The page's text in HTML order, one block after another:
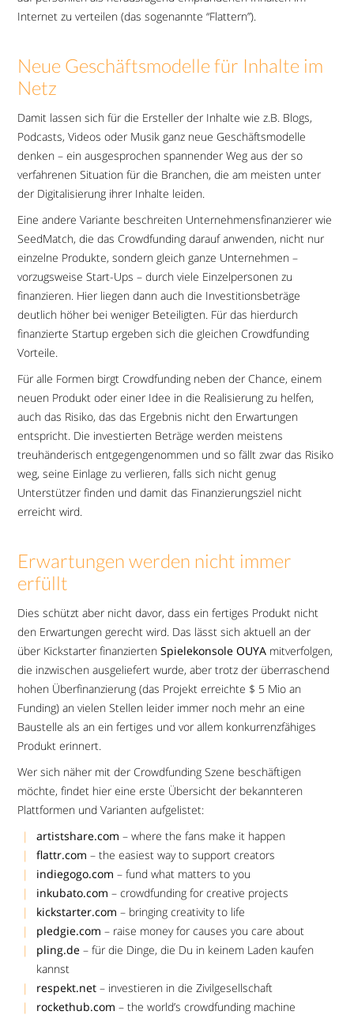
Internet zu verteilen (das sogenannte “Flattern”).
Neue Geschäftsmodelle für Inhalte im
Netz
Damit lassen sich für die Ersteller der Inhalte wie z.B. Blogs,
Podcasts, Videos oder Musik ganz neue Geschäftsmodelle
denken – ein ausgesprochen spannender Weg aus der so
verfahrenen Situation für die Branchen, die am meisten unter
der Digitalisierung ihrer Inhalte leiden.
Eine andere Variante beschreiten Unternehmensfinanzierer wie
SeedMatch, die das Crowdfunding darauf anwenden, nicht nur
einzelne Produkte, sondern gleich ganze Unternehmen –
vorzugsweise Start-Ups – durch viele Einzelpersonen zu
finanzieren. Hier liegen dann auch die Investitionsbeträge
deutlich höher bei weniger Beteiligten. Für das hierdurch
finanzierte Startup ergeben sich die gleichen Crowdfunding
Vorteile.
Für alle Formen birgt Crowdfunding neben der Chance, einem
neuen Produkt oder einer Idee in die Realisierung zu helfen,
auch das Risiko, das das Ergebnis nicht den Erwartungen
entspricht. Die investierten Beträge werden meistens
treuhänderisch entgegengenommen und so fällt zwar das Risiko
weg, seine Einlage zu verlieren, falls sich nicht genug
Unterstützer finden und damit das Finanzierungsziel nicht
erreicht wird.
Erwartungen werden nicht immer
erfüllt
Dies schützt aber nicht davor, dass ein fertiges Produkt nicht
den Erwartungen gerecht wird. Das lässt sich aktuell an der
über Kickstarter finanziertenSpielekonsole OUYA mitverfolgen,
die inzwischen ausgeliefert wurde, aber trotz der überraschend
hohen Überfinanzierung (das Projekt erreichte $ 5 Mio an
Funding) an vielen Stellen leider immer noch mehr an eine
Baustelle als an ein fertiges und vor allem konkurrenzfähiges
Produkt erinnert.
Wer sich näher mit der Crowdfunding Szene beschäftigen
möchte, findet hier eine erste Übersicht der bekannteren
Plattformen und Varianten aufgelistet:
artistshare.com– where the fans make it happen
flattr.com– the easiest way to support creators
indiegogo.com– fund what matters to you
inkubato.com– crowdfunding for creative projects
kickstarter.com– bringing creativity to life
pledgie.com– raise money for causes you care about
pling.de– für die Dinge, die Du in keinem Laden kaufen
kannst
respekt.net– investieren in die Zivilgesellschaft
rockethub.com– the world’s crowdfunding machine